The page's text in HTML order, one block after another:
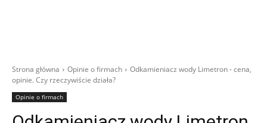
Strona główna Opinie o firmach
Odkamieniacz wody Limetron - cena,
opinie. Czy rzeczywiście działa?
Opinie o firmach